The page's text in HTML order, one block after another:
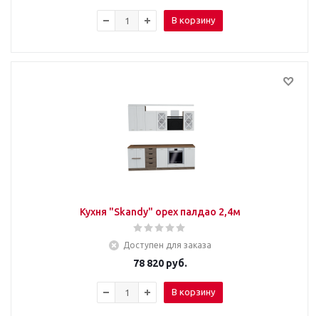
В корзину
Кухня "Skandy" орех палдао 2,4м
Доступен для заказа
78 820руб.
В корзину